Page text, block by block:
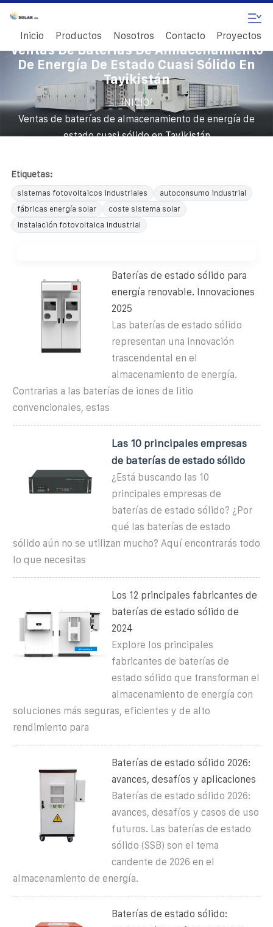
Inicio Productos Nosotros Contacto Proyectos
Ventas De Baterías De Almacenamiento
De Energía De Estado Cuasi Sólido En
Tayikistán
INICIO/
Ventas de baterías de almacenamiento de energía de
estado cuasi sólido en Tayikistán
Etiquetas:
sistemas fotovoltaicos industriales
autoconsumo industrial
fábricas energía solar
coste sistema solar
instalación fotovoltaica industrial
Baterías de estado sólido para
energía renovable. Innovaciones
2025
Las baterías de estado sólido
representan una innovación
trascendental en el
almacenamiento de energía.
Contrarias a las baterías de iones de litio
convencionales, estas
Las 10 principales empresas
de baterías de estado sólido
¿Está buscando las 10
principales empresas de
baterías de estado sólido? ¿Por
qué las baterías de estado
sólido aún no se utilizan mucho? Aquí encontrarás todo
lo que necesitas
Los 12 principales fabricantes de
baterías de estado sólido de
2024
Explore los principales
fabricantes de baterías de
estado sólido que transforman el
almacenamiento de energía con
soluciones más seguras, eficientes y de alto
rendimiento para
Baterías de estado sólido 2026:
avances, desafíos y aplicaciones
Baterías de estado sólido 2026:
avances, desafíos y casos de uso
futuros. Las baterías de estado
sólido (SSB) son el tema
candente de 2026 en el
almacenamiento de energía.
Baterías de estado sólido: